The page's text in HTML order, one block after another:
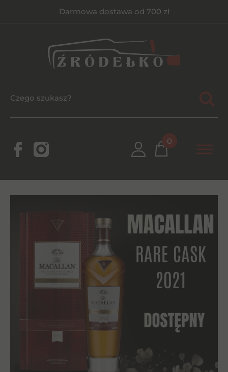
Darmowa dostawa od 700 zł
0